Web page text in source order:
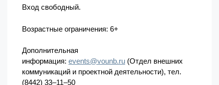
Вход свободный.
Возрастные ограничения: 6+
Дополнительная
информация: events@vounb.ru (Отдел внешних
коммуникаций и проектной деятельности), тел.
(8442) 33–11–50